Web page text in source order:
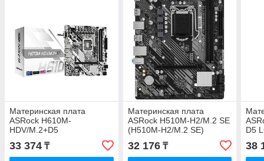
Материнская плата
ASRock H610M-
HDV/M.2+D5
33 374 ₸
Материнская плата
ASRock H510M-H2/M.2 SE
(H510M-H2/M.2 SE)
32 176₸
D5
38